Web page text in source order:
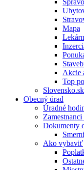
Mapa
Akcie
Top
Slovensko.sk
Obecný úrad
Úradné
Zamestnanci
Dokumenty
Ako vybaviť